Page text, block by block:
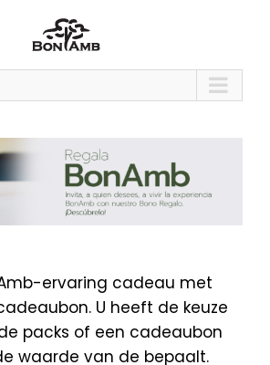
ervaring cadeau met
U heeft de keuze
packs of een cadeaubon
waarde van de bepaalt.